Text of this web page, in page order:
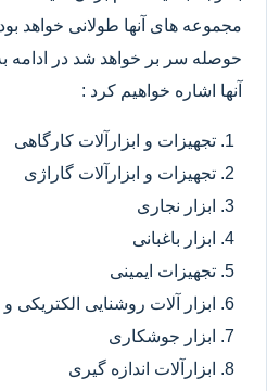
مجموعه های آنها طولانی خواهد
حوصله سر بر خواهد شد در ادامه
آنها اشاره خواهیم کرد :
تجهیزات و ابزارآلات کارگاهی
تجهیزات و ابزارآلات گاراژی
ابزار نجاری
ابزار باغبانی
تجهیزات ایمینی
ابزار آلات روشنایی الکتریکی
ابزار جوشکاری
ابزارآلات اندازه گیری